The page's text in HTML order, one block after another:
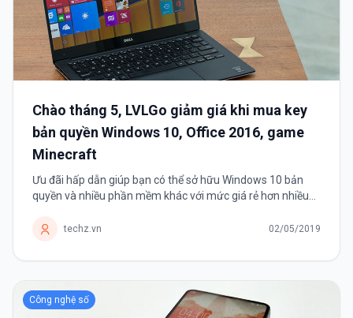
Chào tháng 5, LVLGo giảm giá khi mua key
bản quyền Windows 10, Office 2016, game
Minecraft
Ưu đãi hấp dẫn giúp bạn có thể sở hữu Windows 10 bản
quyền và nhiều phần mềm khác với mức giá rẻ hơn nhiều
techz.vn 02/05/2019
Công nghệ số